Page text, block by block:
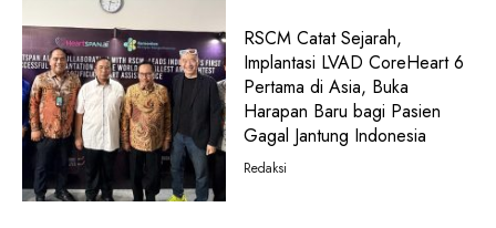
RSCM Catat Sejarah,
Implantasi LVAD CoreHeart 6
Pertama di Asia, Buka
Harapan Baru bagi Pasien
Gagal Jantung Indonesia
Redaksi